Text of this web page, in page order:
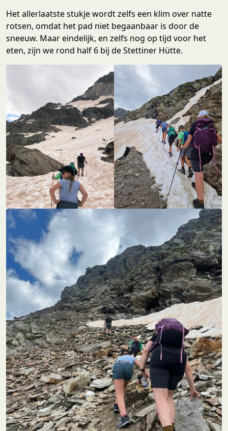
Het allerlaatste stukje wordt zelfs een klim over natte
rotsen, omdat het pad niet begaanbaar is door de
sneeuw. Maar eindelijk, en zelfs nog op tijd voor het
eten, zijn we rond half 6 bij de Stettiner Hütte.